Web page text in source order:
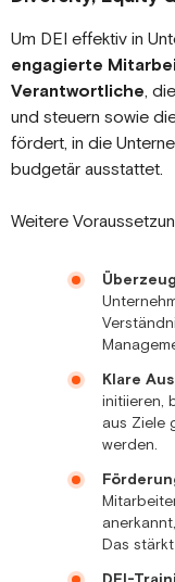
Um DEI effektiv in
engagierte
Verantwortliche,
und steuern sowie
fördert, in die
budgetär ausstattet.
Weitere
Klare
initiieren,
aus Ziele
werden.
Das